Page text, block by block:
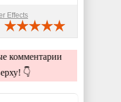
Effects
комментарии
👇